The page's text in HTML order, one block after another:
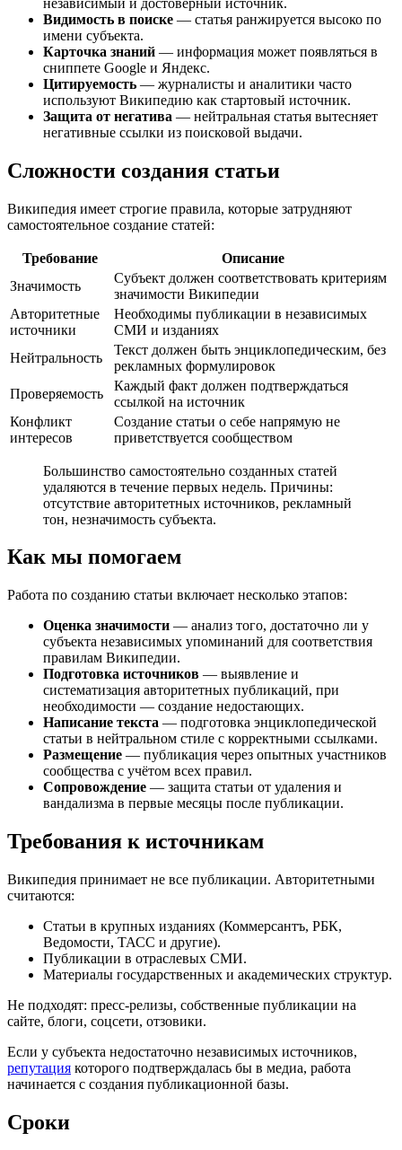
Видимость в поиске — статья ранжируется высоко по
имени субъекта.
Карточка знаний — информация может появляться в
сниппете Google и Яндекс.
Цитируемость — журналисты и аналитики часто
используют Википедию как стартовый источник.
Защита от негатива — нейтральная статья вытесняет
негативные ссылки из поисковой выдачи.
Сложности создания статьи
Википедия имеет строгие правила, которые затрудняют
самостоятельное создание статей:
Требование
Описание
Значимость
Субъект должен соответствовать критериям
значимости Википедии
Авторитетные
источники
Необходимы публикации в независимых
СМИ и изданиях
Нейтральность
Текст должен быть энциклопедическим, без
рекламных формулировок
Проверяемость
Каждый факт должен подтверждаться
ссылкой на источник
Конфликт
интересов
Создание статьи о себе напрямую не
приветствуется сообществом
Большинство самостоятельно созданных статей
удаляются в течение первых недель. Причины:
отсутствие авторитетных источников, рекламный
тон, незначимость субъекта.
Как мы помогаем
Работа по созданию статьи включает несколько этапов:
Оценка значимости — анализ того, достаточно ли у
субъекта независимых упоминаний для соответствия
правилам Википедии.
Подготовка источников — выявление и
систематизация авторитетных публикаций, при
необходимости — создание недостающих.
Написание текста — подготовка энциклопедической
статьи в нейтральном стиле с корректными ссылками.
Размещение — публикация через опытных участников
сообщества с учётом всех правил.
Сопровождение — защита статьи от удаления и
вандализма в первые месяцы после публикации.
Требования к источникам
Википедия принимает не все публикации. Авторитетными
считаются:
Статьи в крупных изданиях (Коммерсантъ, РБК,
Ведомости, ТАСС и другие).
Публикации в отраслевых СМИ.
Материалы государственных и академических структур.
Не подходят: пресс-релизы, собственные публикации на
сайте, блоги, соцсети, отзовики.
Если у субъекта недостаточно независимых источников,
репутация которого подтверждалась бы в медиа, работа
начинается с создания публикационной базы.
Сроки